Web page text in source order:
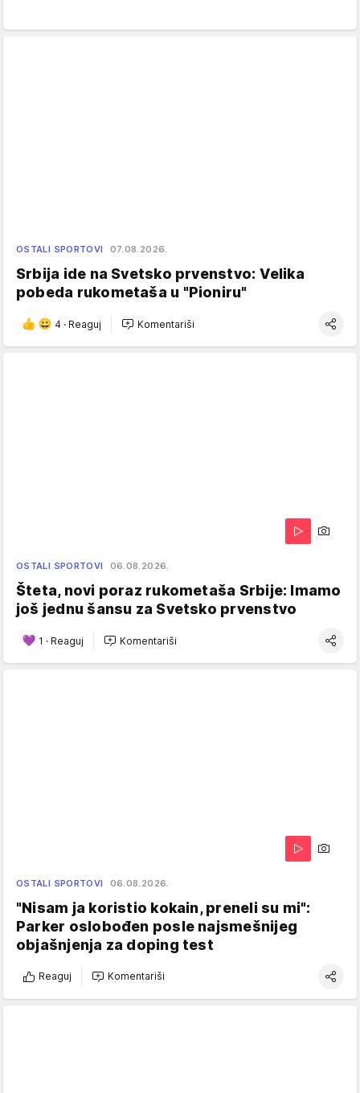
OSTALI SPORTOVI 07.08.2026.
Srbija ide na Svetsko prvenstvo: Velika
pobeda rukometaša u "Pioniru"
4 · Reaguj Komentariši
OSTALI SPORTOVI 06.08.2026.
Šteta, novi poraz rukometaša Srbije: Imamo
još jednu šansu za Svetsko prvenstvo
1 · Reaguj Komentariši
OSTALI SPORTOVI 06.08.2026.
"Nisam ja koristio kokain, preneli su mi":
Parker oslobođen posle najsmešnijeg
objašnjenja za doping test
Reaguj Komentariši